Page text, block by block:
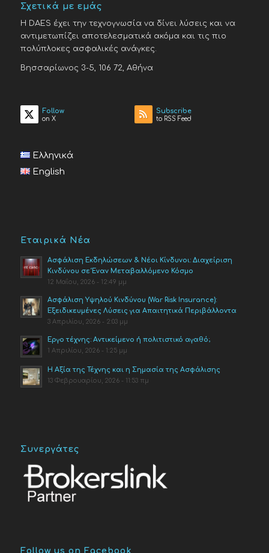
Σχετικά με εμάς
H DAES έχει την τεχνογνωσία να δίνει λύσεις και να
αντιμετωπίζει αποτελεσματικά ακόμα και τις πιο
πολύπλοκες ασφαλικές ανάγκες.
Βησσαρίωνος 3-5, 106 72, Αθήνα
Follow
on X
Subscribe
to RSS Feed
Ελληνικά
English
Εταιρικά Νέα
Ασφάλιση Εκδηλώσεων & Νέοι Κίνδυνοι: Διαχείριση
Κινδύνου σε Έναν Μεταβαλλόμενο Κόσμο
12 Μαΐου, 2026 - 12:49 μμ
Ασφάλιση Υψηλού Κινδύνου (War Risk Insurance):
Εξειδικευμένες Λύσεις για Απαιτητικά Περιβάλλοντα
3 Απριλίου, 2026 - 2:03 μμ
Έργο τέχνης: Αντικείμενο ή πολιτιστικό αγαθό;
1 Απριλίου, 2026 - 1:25 μμ
Η Αξία της Τέχνης και η Σημασία της Ασφάλισης
13 Φεβρουαρίου, 2026 - 11:53 πμ
Συνεργάτες
Follow us on Facebook